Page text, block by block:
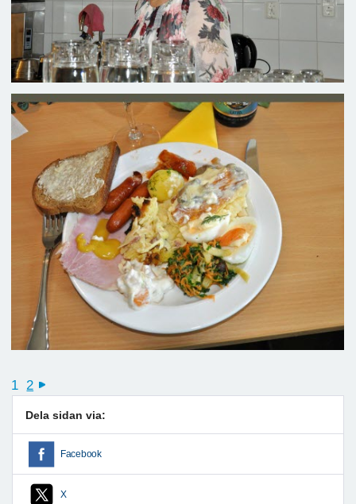
1 2 next
Dela sidan via:
Facebook
X